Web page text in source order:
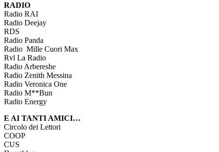
RADIO
Radio RAI
Radio Deejay
RDS
Radio Panda
Radio Mille Cuori Max
Rvl La Radio
Radio Arbereshe
Radio Zenith Messina
Radio Veronica One
Radio M**Bun
Radio Energy
E AI TANTI AMICI…
Circolo dei Lettori
COOP
CUS